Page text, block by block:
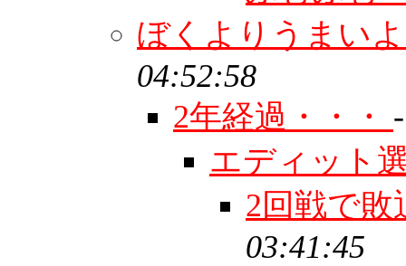
ぼくよりうまい
04:52:58
2年経過・・・
エディット
2回戦で
03:41:45